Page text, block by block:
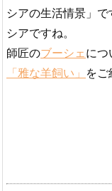
シアの生活情景」
シアですね。
師匠のブーシェ に
「雅な羊飼い」
をご